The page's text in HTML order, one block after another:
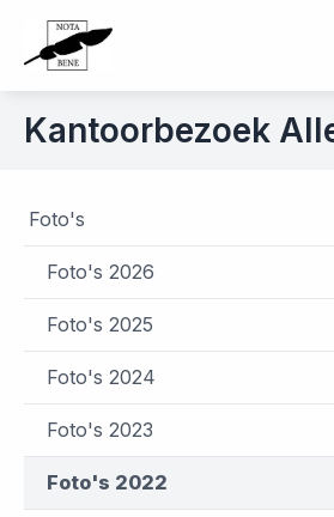
Foto's
Foto's 2026
Foto's 2025
Foto's 2024
Foto's 2023
Foto's 2022